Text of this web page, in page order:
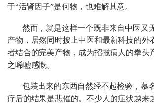
于“活肾因子”是何物，也难解其意。
然而，就是这样一个既非来自中医又
产物，居然同时披上中医和最新科技的外
者结合的完美产物，成为招揽病人的拳头
之唏嘘感慨。
包装出来的东西自然经不起检验，慕
疗后的结果是悲催的。不少人的症状越来